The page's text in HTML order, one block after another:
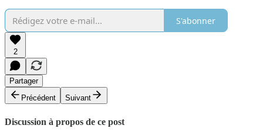
S'abonner
2
Partager
Précédent
Suivant
Discussion à propos de ce post